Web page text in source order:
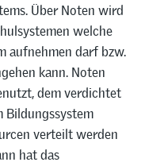
Über Noten wird
welche
aufnehmen darf bzw.
kann. Noten
dem verdichtet
Bildungssystem
verteilt werden
hat das